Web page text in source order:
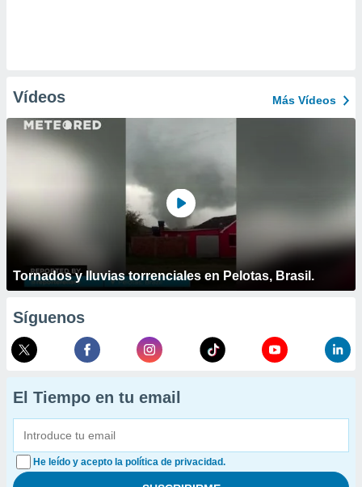
Vídeos Más Vídeos
Tornados y lluvias torrenciales en Pelotas, Brasil.
Síguenos
El Tiempo en tu email
He leído y acepto la política de privacidad.